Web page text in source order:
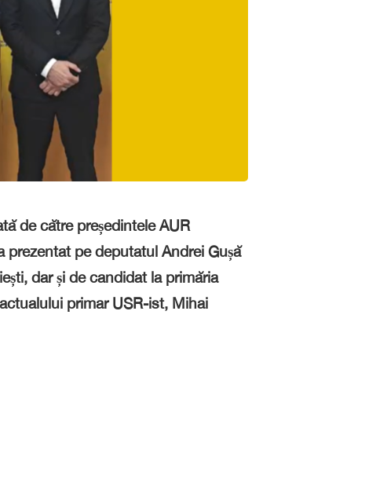
de către președintele AUR
prezentat pe deputatul Andrei Gușă
dar și de candidat la primăria
primar USR-ist, Mihai